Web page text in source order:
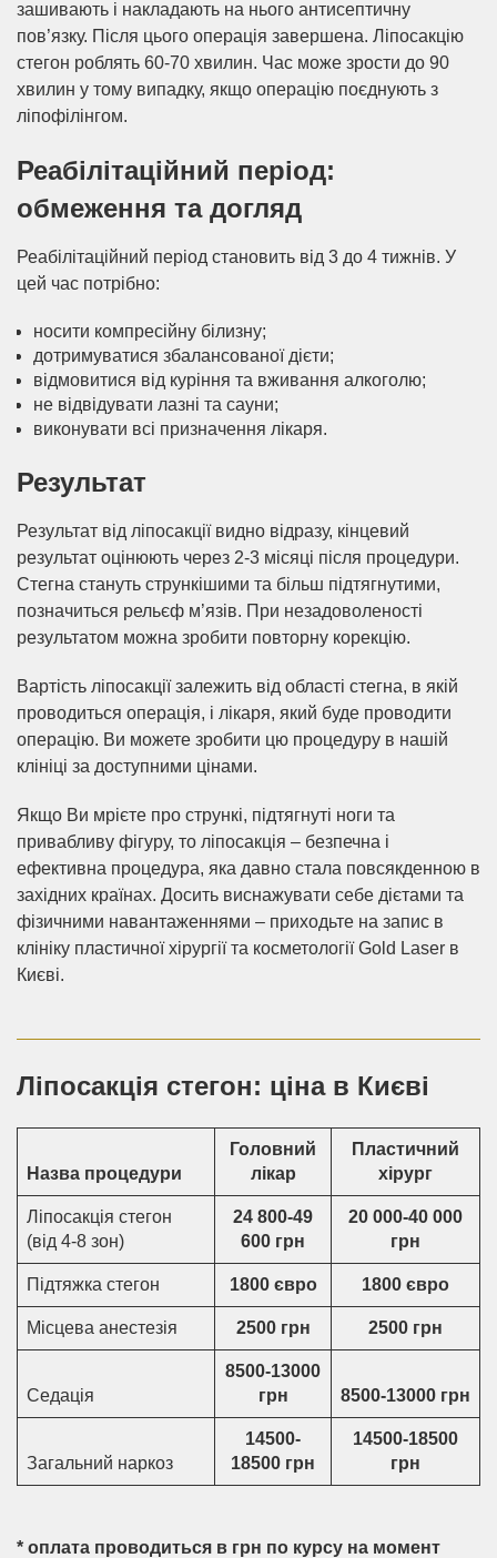
зашивають і накладають на нього антисептичну
пов’язку. Після цього операція завершена. Ліпосакцію
стегон роблять 60-70 хвилин. Час може зрости до 90
хвилин у тому випадку, якщо операцію поєднують з
ліпофілінгом.
Реабілітаційний період:
обмеження та догляд
Реабілітаційний період становить від 3 до 4 тижнів. У
цей час потрібно:
носити компресійну білизну;
дотримуватися збалансованої дієти;
відмовитися від куріння та вживання алкоголю;
не відвідувати лазні та сауни;
виконувати всі призначення лікаря.
Результат
Результат від ліпосакції видно відразу, кінцевий
результат оцінюють через 2-3 місяці після процедури.
Стегна стануть стрункішими та більш підтягнутими,
позначиться рельєф м’язів. При незадоволеності
результатом можна зробити повторну корекцію.
Вартість ліпосакції залежить від області стегна, в якій
проводиться операція, і лікаря, який буде проводити
операцію. Ви можете зробити цю процедуру в нашій
клініці за доступними цінами.
Якщо Ви мрієте про стрункі, підтягнуті ноги та
привабливу фігуру, то ліпосакція – безпечна і
ефективна процедура, яка давно стала повсякденною в
західних країнах. Досить виснажувати себе дієтами та
фізичними навантаженнями – приходьте на запис в
клініку пластичної хірургії та косметології Gold Laser в
Києві.
Ліпосакція стегон: ціна в Києві
Назва процедури
Головний
лікар
Пластичний
хірург
Ліпосакція стегон
(від 4-8 зон)
24 800-49
600 грн
20 000-40 000
грн
Підтяжка стегон 1800 євро 1800 євро
Місцева анестезія 2500 грн 2500 грн
Седація
8500-13000
грн
8500-13000 грн
Загальний наркоз
14500-
18500 грн
14500-18500
грн
* оплата проводиться в грн по курсу на момент